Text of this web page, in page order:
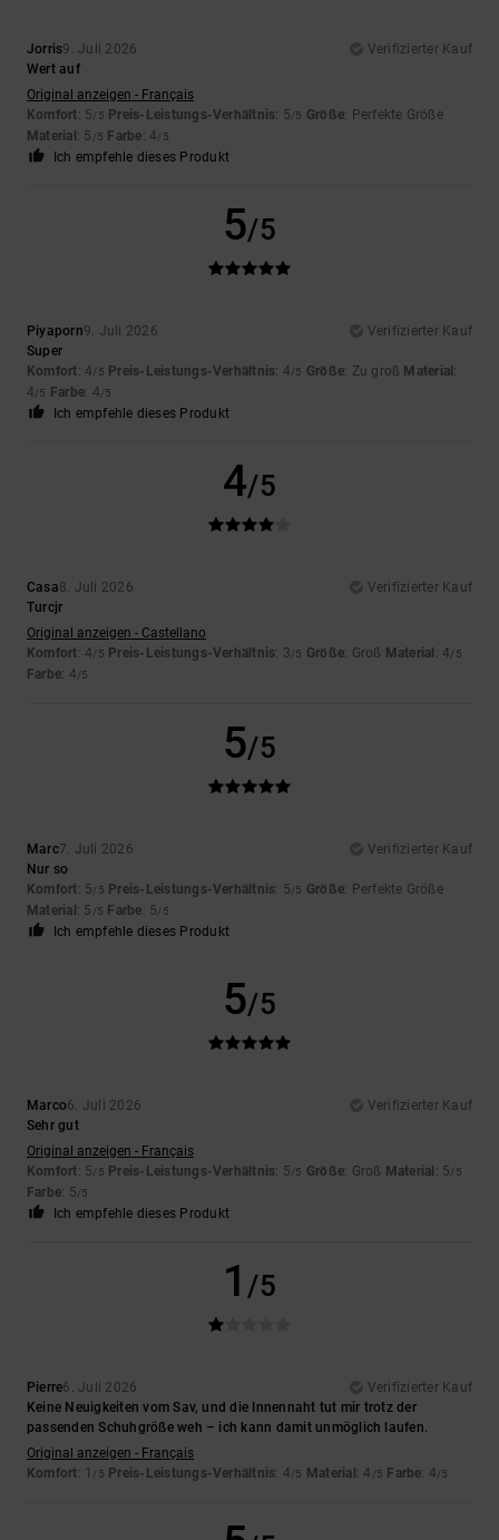
Jorris9. Juli 2026
Verifizierter Kauf
Wert auf
Original anzeigen - Français
Komfort: 5/5 Preis-Leistungs-Verhältnis: 5/5 Größe: Perfekte Größe
Material: 5 /5 Farbe: 4/5
Ich empfehle dieses Produkt
5/5
Piyaporn9. Juli 2026
Verifizierter Kauf
Super
Komfort: 4/5 Preis-Leistungs-Verhältnis: 4/5 Größe: Zu groß Material:
4/5 Farbe: 4/5
Ich empfehle dieses Produkt
4/5
Casa8. Juli 2026
Verifizierter Kauf
Turcjr
Original anzeigen - Castellano
Komfort: 4/5 Preis-Leistungs-Verhältnis: 3/5 Größe: Groß Material : 4/5
Farbe: 4/5
5/5
Marc7. Juli 2026
Verifizierter Kauf
Nur so
Komfort: 5/5 Preis-Leistungs-Verhältnis: 5/5 Größe: Perfekte Größe
Material: 5 /5 Farbe: 5/5
Ich empfehle dieses Produkt
5/5
Marco6. Juli 2026
Verifizierter Kauf
Sehr gut
Original anzeigen - Français
Komfort: 5/5 Preis-Leistungs-Verhältnis: 5/5 Größe: Groß Material : 5/5
Farbe: 5/5
Ich empfehle dieses Produkt
1 /5
Pierre6. Juli 2026
Verifizierter Kauf
Keine Neuigkeiten vom Sav, und die Innennaht tut mir trotz der
passenden Schuhgröße weh – ich kann damit unmöglich laufen.
Original anzeigen - Français
Komfort: 1 /5 Preis-Leistungs-Verhältnis: 4/5 Material: 4 /5 Farbe: 4/5